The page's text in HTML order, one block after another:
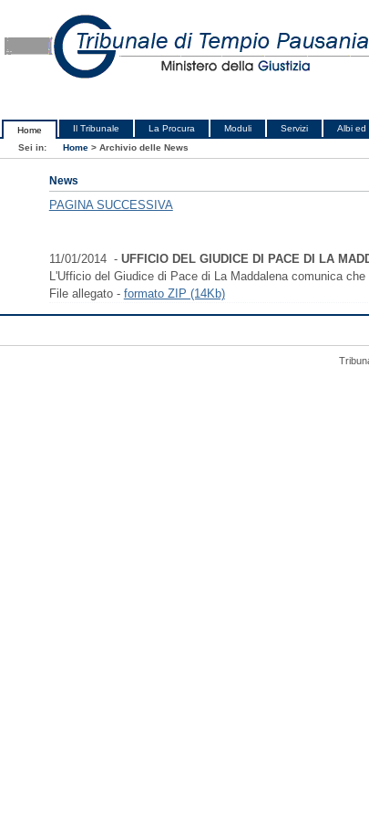
Home Il Tribunale La Procura Moduli Servizi Albi ed
Sei in:
Home > Archivio delle News
News
PAGINA SUCCESSIVA
11/01/2014 - UFFICIO DEL GIUDICE DI PACE DI LA
L'Ufficio del Giudice di Pace di La Maddalena comunica
File allegato - formato ZIP (14Kb)